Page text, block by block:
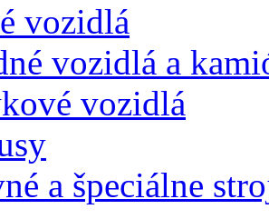
vozidlá
vozidlá a
vozidlá
a špeciálne